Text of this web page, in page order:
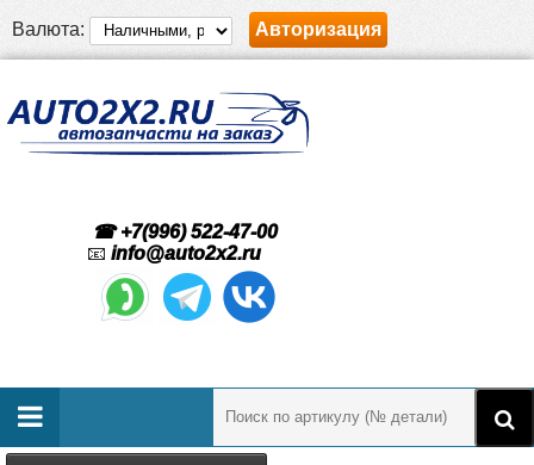
Валюта: Авторизация
☎ +7(996) 522-47-00
📧 info@auto2x2.ru